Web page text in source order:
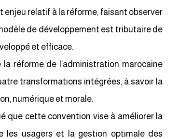
relatif à la réforme, faisant observer
de développement est tributaire de
et efficace.
réforme de l’administration marocaine
transformations intégrées, à savoir la
numérique et morale.
que cette convention vise à améliorer la
les usagers et la gestion optimale des